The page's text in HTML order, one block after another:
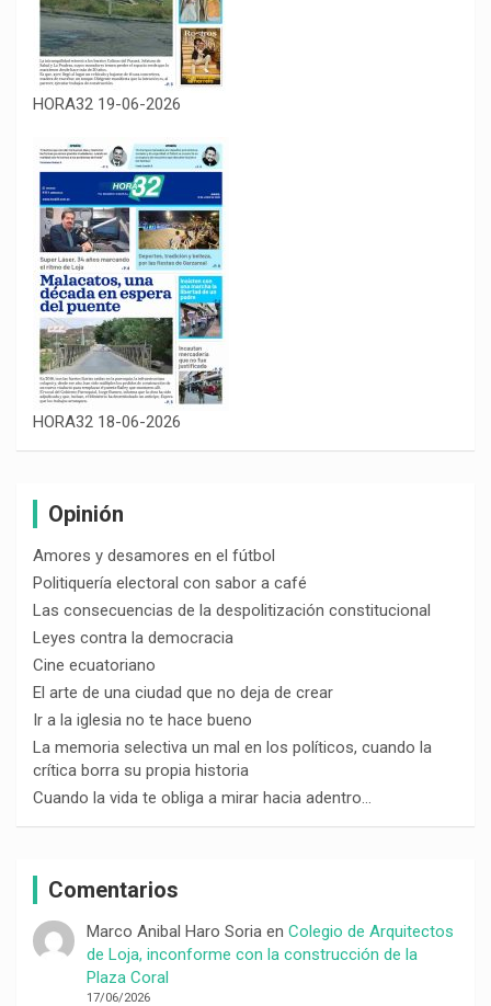
HORA32 19-06-2026
HORA32 18-06-2026
Opinión
Amores y desamores en el fútbol
Politiquería electoral con sabor a café
Las consecuencias de la despolitización constitucional
Leyes contra la democracia
Cine ecuatoriano
El arte de una ciudad que no deja de crear
Ir a la iglesia no te hace bueno
La memoria selectiva un mal en los políticos, cuando la
crítica borra su propia historia
Cuando la vida te obliga a mirar hacia adentro…
Comentarios
Marco Anibal Haro Soriaen Colegio de Arquitectos
de Loja, inconforme con la construcción de la
Plaza Coral
17/06/2026